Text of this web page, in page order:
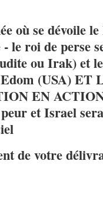
se dévoile le
le roi de perse
ou Irak) et
(USA) ET
EN
et Israel
de votre